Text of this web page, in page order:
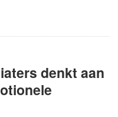
denkt aan